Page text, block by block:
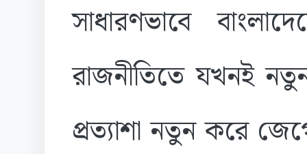
সাধারণভাবে
রাজনীতিতে যখনই
প্রত্যাশা নতুন করে